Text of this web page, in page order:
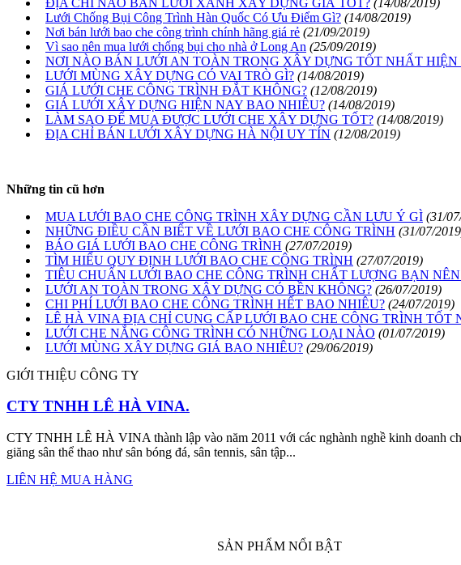
Lưới Chống Bụi Công Trình Hàn Quốc Có Ưu Điểm Gì? (14/08/2019)
Nơi bán lưới bao che công trình chính hãng giá rẻ (21/09/2019)
Vì sao nên mua lưới chống bụi cho nhà ở Long An (25/09/2019)
NƠI NÀO BÁN LƯỚI AN TOÀN TRONG XÂY DỰNG TỐT NHẤT HIỆN
LƯỚI MÙNG XÂY DỰNG CÓ VAI TRÒ GÌ? (14/08/2019)
GIÁ LƯỚI CHE CÔNG TRÌNH ĐẮT KHÔNG? (12/08/2019)
GIÁ LƯỚI XÂY DỰNG HIỆN NAY BAO NHIÊU? (14/08/2019)
LÀM SAO ĐỂ MUA ĐƯỢC LƯỚI CHE XÂY DỰNG TỐT? (14/08/2019)
ĐỊA CHỈ BÁN LƯỚI XÂY DỰNG HÀ NỘI UY TÍN (12/08/2019)
Những tin cũ hơn
MUA LƯỚI BAO CHE CÔNG TRÌNH XÂY DỰNG CẦN LƯU Ý GÌ (31/
NHỮNG ĐIỀU CẦN BIẾT VỀ LƯỚI BAO CHE CÔNG TRÌNH (31/07/
BÁO GIÁ LƯỚI BAO CHE CÔNG TRÌNH (27/07/2019)
TÌM HIỂU QUY ĐỊNH LƯỚI BAO CHE CÔNG TRÌNH (27/07/2019)
TIÊU CHUẨN LƯỚI BAO CHE CÔNG TRÌNH CHẤT LƯỢNG BẠN
LƯỚI AN TOÀN TRONG XÂY DỰNG CÓ BỀN KHÔNG? (26/07/2019)
CHI PHÍ LƯỚI BAO CHE CÔNG TRÌNH HẾT BAO NHIÊU? (24/07/2019)
LÊ HÀ VINA ĐỊA CHỈ CUNG CẤP LƯỚI BAO CHE CÔNG TRÌNH TỐT
LƯỚI CHE NẮNG CÔNG TRÌNH CÓ NHỮNG LOẠI NÀO (01/07/2019)
LƯỚI MÙNG XÂY DỰNG GIÁ BAO NHIÊU? (29/06/2019)
GIỚI THIỆU CÔNG TY
CTY TNHH LÊ HÀ VINA.
CTY TNHH LÊ HÀ VINA thành lập vào năm 2011 với các nghành nghề kinh
giăng sân thể thao như sân bóng đá, sân tennis, sân tập...
LIÊN HỆ MUA HÀNG
SẢN PHẨM NỔI BẬT